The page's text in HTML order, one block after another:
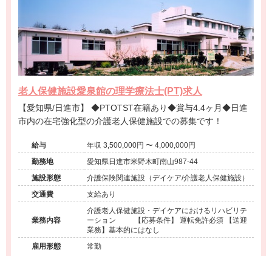
老人保健施設愛泉館の理学療法士(PT)求人
【愛知県/日進市】 ◆PTOTST在籍あり◆賞与4.4ヶ月◆日進
市内の在宅強化型の介護老人保健施設での募集です！
給与
年収 3,500,000円 〜 4,000,000円
勤務地
愛知県日進市米野木町南山987-44
施設形態
介護保険関連施設（デイケア/介護老人保健施設）
交通費
支給あり
業務内容
介護老人保健施設・デイケアにおけるリハビリテ
ーション 【応募条件】 運転免許必須 【送迎
業務】基本的にはなし
雇用形態
常勤